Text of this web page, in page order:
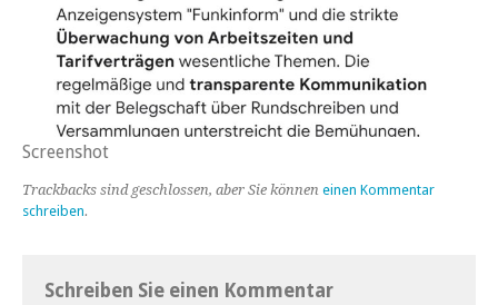
Screenshot
Trackbacks sind geschlossen, aber Sie können einen Kommentar
schreiben.
Schreiben Sie einen Kommentar